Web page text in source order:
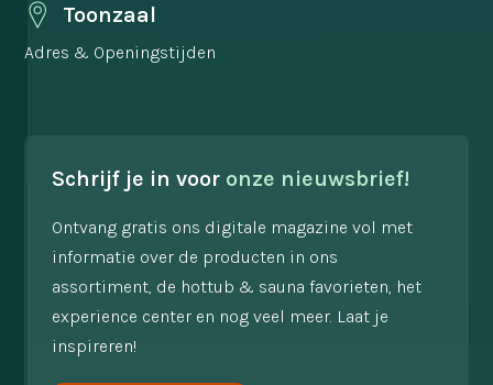
Toonzaal
Adres & Openingstijden
Schrijf je in voor onze nieuwsbrief!
Ontvang gratis ons digitale magazine vol met
informatie over de producten in ons
assortiment, de hottub & sauna favorieten, het
experience center en nog veel meer. Laat je
inspireren!